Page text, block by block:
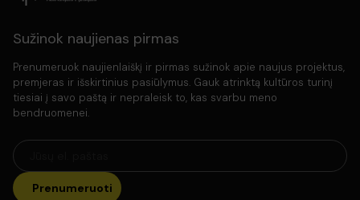
Sužinok naujienas pirmas
Prenumeruok naujienlaiškį ir pirmas sužinok apie naujus projektus,
premjeras ir išskirtinius pasiūlymus. Gauk atrinktą kultūros turinį
tiesiai į savo paštą ir nepraleisk to, kas svarbu meno
bendruomenei.
Prenumeruoti